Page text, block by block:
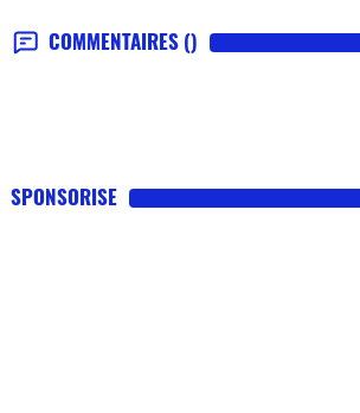
COMMENTAIRES ()
SPONSORISE